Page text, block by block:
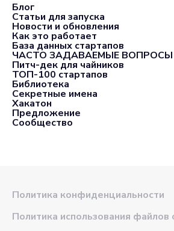
Блог
Статьи для запуска
Новости и обновления
Как это работает
База данных стартапов
ЧАСТО ЗАДАВАЕМЫЕ ВОПРОСЫ
Питч-дек для чайников
ТОП-100 стартапов
Библиотека
Секретные имена
Хакатон
Предложение
Сообщество
Политика конфиденциальности
Политика использования файлов